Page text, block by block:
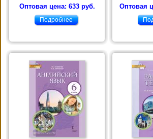
Оптовая цена: 633 руб.
Подробнее
Оптовая